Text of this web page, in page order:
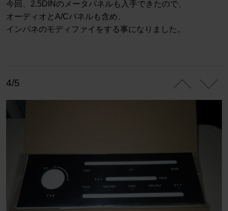
今回、2.5DINのメータパネルも入手できたので、
オーディオとA/Cパネルも含め、
インパネのモディファイをする事になりました。
4/5